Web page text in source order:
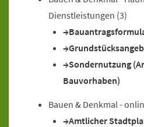
Dienstleistungen (3)
Sondernutzung
Bauvorhaben)
Bauen & Denkmal -
Amtlicher